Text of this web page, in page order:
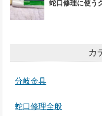
蛇口修理に使う
カ
分岐金具
蛇口修理全般